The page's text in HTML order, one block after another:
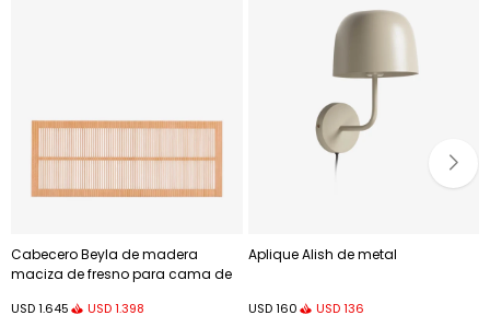
Cabecero Beyla de madera
maciza de fresno para cama de
USD1.645 USD1.398
Aplique Alish de metal
USD 160 USD 136